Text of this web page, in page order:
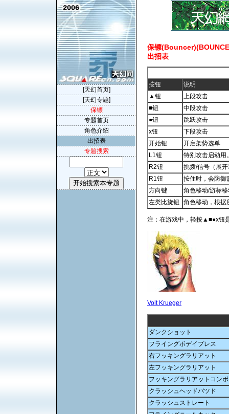
保镖
出招表
按钮
说明
▲钮
上段攻击
■钮
中段攻击
●钮
跳跃攻击
х钮
下段攻击
开始钮
开启架势选单
L1钮
特别攻击启动用
R2钮
挑拨/信号（展
R1钮
按住时，会防御
方向键
角色移动/游标
左类比旋钮
角色移动，根据
注：在游戏中，轻按▲■●х钮
Volt Krueger
ダンクショット
フライングボデイプレス
右フッキングラリアット
左フッキングラリアット
フッキングラリアットコンボ
クラッシュヘッドバツド
クラッシュストレート
[天幻首页]
[天幻专题]
保镖
专题首页
角色介绍
出招表
专题搜索